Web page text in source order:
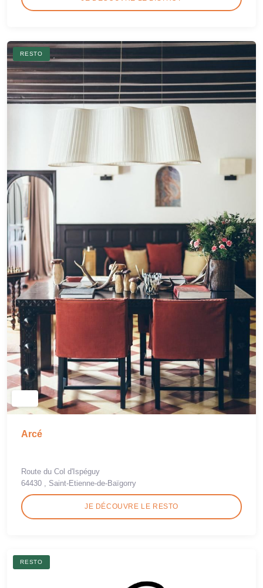
RESTO
Arcé
Route du Col d'Ispéguy
64430 , Saint-Etienne-de-Baïgorry
JE DÉCOUVRE LE RESTO
RESTO